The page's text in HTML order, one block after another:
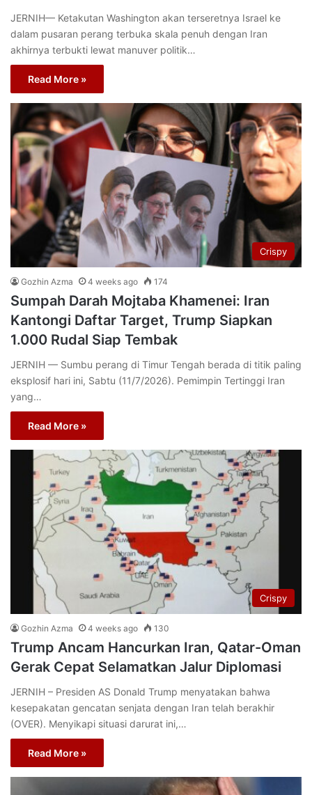
JERNIH— Ketakutan Washington akan terseretnya Israel ke
dalam pusaran perang terbuka skala penuh dengan Iran
akhirnya terbukti lewat manuver politik…
Read More »
Crispy
Gozhin Azma 4 weeks ago 174
Sumpah Darah Mojtaba Khamenei: Iran
Kantongi Daftar Target, Trump Siapkan
1.000 Rudal Siap Tembak
JERNIH — Sumbu perang di Timur Tengah berada di titik paling
eksplosif hari ini, Sabtu (11/7/2026). Pemimpin Tertinggi Iran
yang…
Read More »
Crispy
Gozhin Azma 4 weeks ago 130
Trump Ancam Hancurkan Iran, Qatar-Oman
Gerak Cepat Selamatkan Jalur Diplomasi
JERNIH – Presiden AS Donald Trump menyatakan bahwa
kesepakatan gencatan senjata dengan Iran telah berakhir
(OVER). Menyikapi situasi darurat ini,…
Read More »